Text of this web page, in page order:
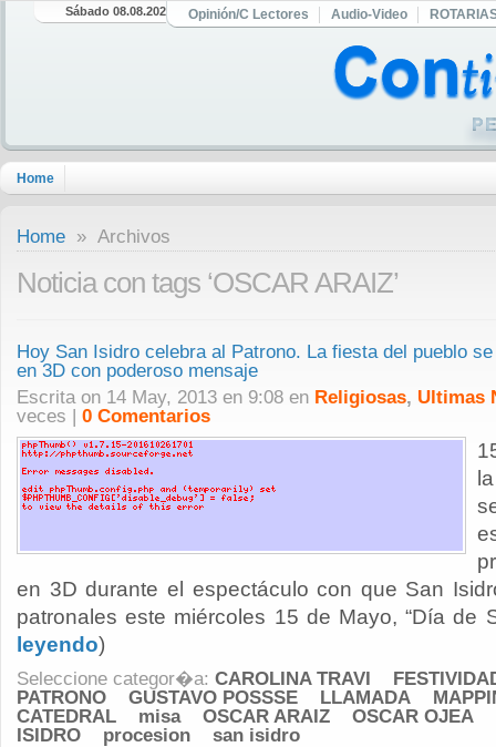
Sábado 08.08.2026 Opinión/C Lectores Audio-Video
Home
Home » Archivos
Noticia con tags ‘OSCAR ARAIZ’
Hoy San Isidro celebra al Patrono. La fiesta del pueblo
en 3D con poderoso mensaje
Escrita on 14 May, 2013 en 9:08 en Religiosas, Ultimas
veces | 0 Comentarios
en 3D durante el espectáculo con que San
patronales este miércoles 15 de Mayo, “Día de
leyendo)
Seleccione categor�a: CAROLINA TRAVI
PATRONO
GUSTAVO POSSSE LLAMADA
CATEDRAL
misa OSCAR ARAIZ
OSCAR OJEA
ISIDRO
procesion san isidro